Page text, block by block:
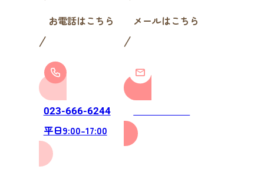
お電話はこちら
023-666-6244
平日9:00-17:00
メールはこちら